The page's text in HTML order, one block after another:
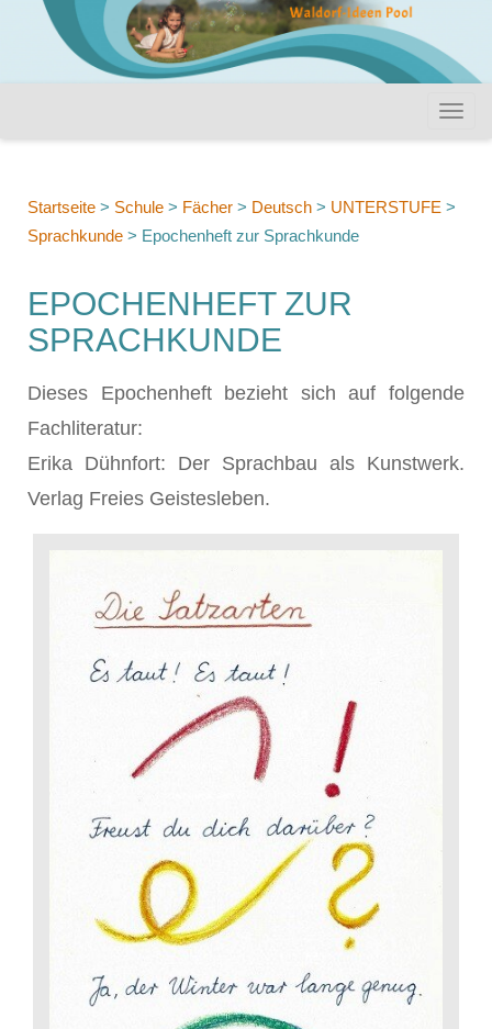
Startseite > Schule > Fächer > Deutsch > UNTERSTUFE >
Sprachkunde > Epochenheft zur Sprachkunde
EPOCHENHEFT ZUR
SPRACHKUNDE
Dieses Epochenheft bezieht sich auf folgende
Fachliteratur:
Erika Dühnfort: Der Sprachbau als Kunstwerk.
Verlag Freies Geistesleben.